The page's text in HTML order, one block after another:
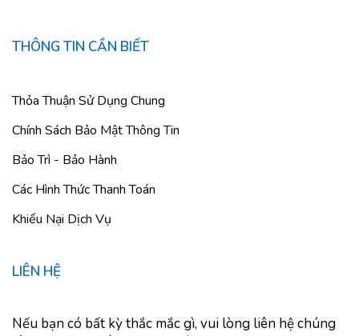
THÔNG TIN CẦN BIẾT
Thỏa Thuận Sử Dụng Chung
Chính Sách Bảo Mật Thông Tin
Bảo Trì - Bảo Hành
Các Hình Thức Thanh Toán
Khiếu Nại Dịch Vụ
LIÊN HỆ
Nếu bạn có bất kỳ thắc mắc gì, vui lòng liên hệ chúng